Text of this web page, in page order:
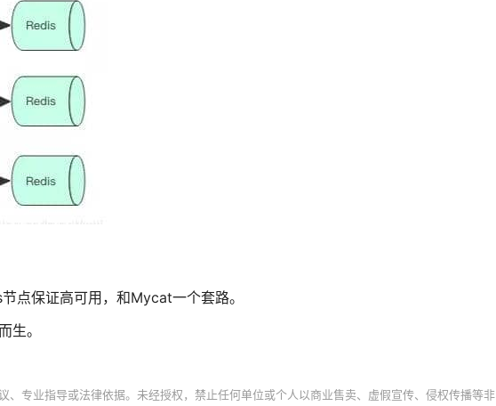
点保证高可用，和Mycat一个套路。
生。
专业指导或法律依据。未经授权，禁止任何单位或个人以商业售卖、虚假宣传、侵权传播等非